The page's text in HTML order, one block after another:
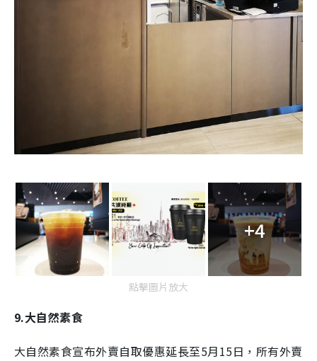
+4
點擊圖片放大
9.大自然素食
大自然素食宣布外賣自取優惠延長至5月15日，所有外賣